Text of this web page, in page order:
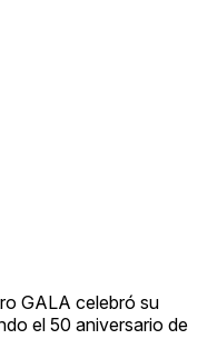
GALA celebró su
el 50 aniversario de